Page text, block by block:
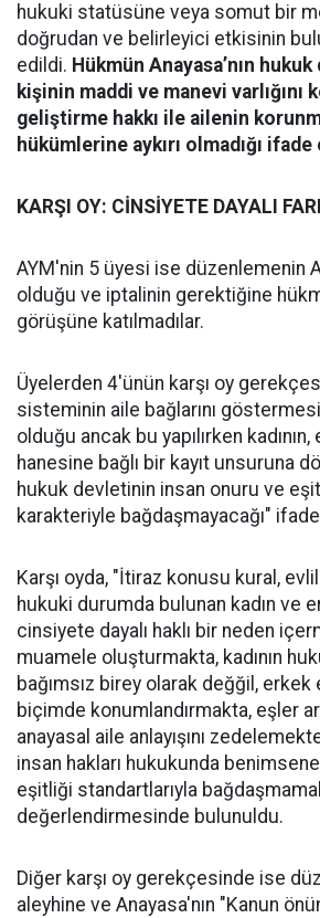
hukuki statüsüne veya somut bir
doğrudan ve belirleyici etkisinin
edildi. Hükmün Anayasa’nın
kişinin maddi ve manevi varlığını
geliştirme hakkı ile ailenin
hükümlerine aykırı olmadığı
KARŞI OY: CİNSİYETE DAYALI
AYM'nin 5 üyesi ise düzenlemenin
olduğu ve iptalinin gerektiğine
görüşüne katılmadılar.
Üyelerden 4'ünün karşı oy
sisteminin aile bağlarını
olduğu ancak bu yapılırken
hanesine bağlı bir kayıt unsuruna
hukuk devletinin insan onuru ve
karakteriyle bağdaşmayacağı"
Karşı oyda, "İtiraz konusu kural,
hukuki durumda bulunan kadın ve
cinsiyete dayalı haklı bir neden
muamele oluşturmakta, kadının
bağımsız birey olarak değğil, erkek
biçimde konumlandırmakta, eşler
anayasal aile anlayışını
insan hakları hukukunda
eşitliği standartlarıyla
değerlendirmesinde bulunuldu.
Diğer karşı oy gerekçesinde ise
aleyhine ve Anayasa'nın "Kanun